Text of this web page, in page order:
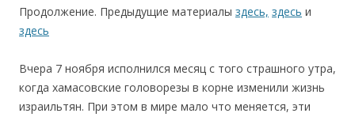
Продолжение. Предыдущие материалы здесь, здесь и
здесь
Вчера 7 ноября исполнился месяц с того страшного утра,
когда хамасовские головорезы в корне изменили жизнь
израильтян. При этом в мире мало что меняется, эти